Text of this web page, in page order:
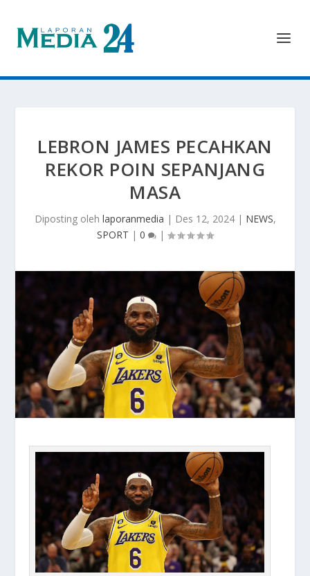
LEBRON JAMES PECAHKAN
REKOR POIN SEPANJANG
MASA
Diposting oleh laporanmedia | Des 12, 2024| NEWS,
SPORT | 0 |